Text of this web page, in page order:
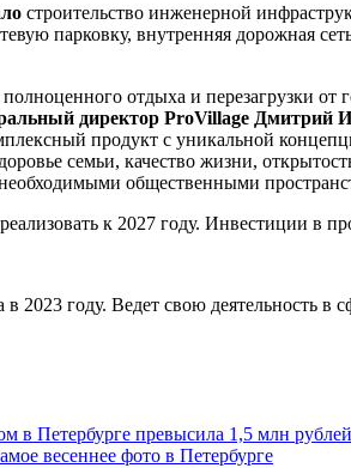
строительство инженерной
парковку, внутренняя дорожная
отдыха и перезагрузки
директор ProVillage Дмитрий
продукт с уникальной
семьи, качество жизни,
общественными
к 2027 году. Инвестиции в
в 2023 году. Ведет свою деятельность в
в Петербурге превысила 1,5 млн
весеннее фото в Петербурге